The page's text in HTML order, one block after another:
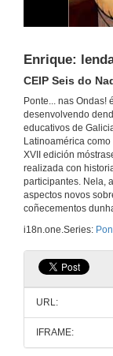
Enrique:
CEIP Seis do
Ponte... nas Ondas!
desenvolvendo
educativos de
Latinoamérica
XVII edición
realizada con
participantes. Nela,
aspectos novos
coñecementos
i18n.one.Series:
URL:
IFRAME: